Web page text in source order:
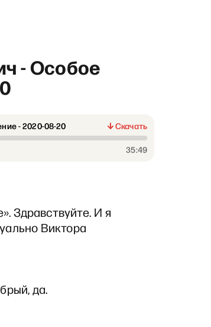
- Особое
- 2020-08-20
Скачать
35:49
Здравствуйте. И я
Виктора
да.
Смирнова»: